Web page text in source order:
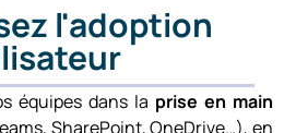
l'adoption
équipes dans la prise en main
SharePoint, OneDrive…), en